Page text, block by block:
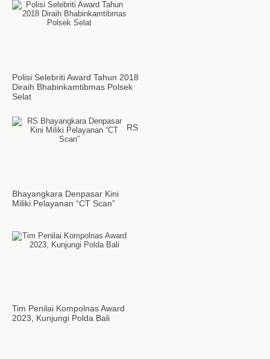
Polisi Selebriti Award Tahun 2018
Diraih Bhabinkamtibmas Polsek
Selat
RS
Bhayangkara Denpasar Kini
Miliki Pelayanan “CT Scan”
Tim Penilai Kompolnas Award
2023, Kunjungi Polda Bali